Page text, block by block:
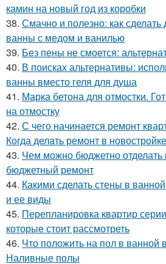
камин на новый год из коробки
38. Смачно и полезно: как
ванны с медом и ванилью
39. Без пены не смоется:
40. В поисках альтернативы:
ванны вместо геля для душа
41. Марка бетона для отмостки.
на отмостку
42. С чего начинается ремонт
Когда делать ремонт в новостройке
43. Чем можно бюджетно отделать
бюджетный ремонт
44. Какими сделать стены в
и ее виды
45. Перепланировка квартир
которые стоит рассмотреть
46. Что положить на пол в ванной
Наливные полы